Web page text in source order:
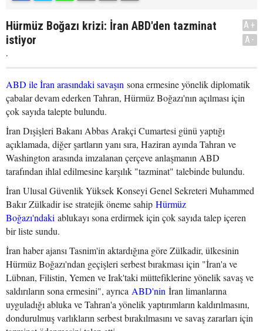
Hürmüz Boğazı krizi: İran ABD'den tazminat
istiyor
.
A+
A-
ABD ile İran arasındaki savaşın sona ermesine yönelik diplomatik
çabalar devam ederken Tahran, Hürmüz Boğazı'nın açılması için
çok sayıda talepte bulundu.
İran Dışişleri Bakanı Abbas Arakçi Cumartesi günü yaptığı
açıklamada, diğer şartların yanı sıra, Haziran ayında Tahran ve
Washington arasında imzalanan çerçeve anlaşmanın ABD
tarafından ihlal edilmesine karşılık "tazminat" talebinde bulundu.
İran Ulusal Güvenlik Yüksek Konseyi Genel Sekreteri Muhammed
Bakır Zülkadir ise stratejik öneme sahip Hürmüz
Boğazı'ndaki ablukayı sona erdirmek için çok sayıda talep içeren
bir liste sundu.
İran haber ajansı Tasnim'in aktardığına göre Zülkadir, ülkesinin
Hürmüz Boğazı'ndan geçişleri serbest bırakması için "İran'a ve
Lübnan, Filistin, Yemen ve Irak'taki müttefiklerine yönelik savaş ve
saldırıların sona ermesini", ayrıca ABD'nin İran limanlarına
uyguladığı abluka ve Tahran'a yönelik yaptırımların kaldırılmasını,
dondurulmuş varlıkların serbest bırakılmasını ve savaş zararları için